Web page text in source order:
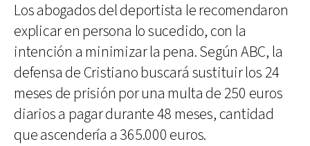
Los abogados del deportista le recomendaron
explicar en persona lo sucedido, con la
intención a minimizar la pena. Según ABC, la
defensa de Cristiano buscará sustituir los 24
meses de prisión por una multa de 250 euros
diarios a pagar durante 48 meses, cantidad
que ascendería a 365.000 euros.